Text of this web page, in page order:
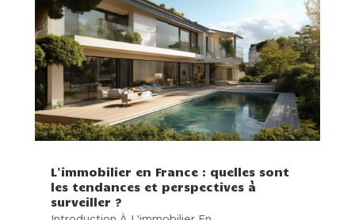
L'immobilier en France : quelles sont
les tendances et perspectives à
surveiller ?